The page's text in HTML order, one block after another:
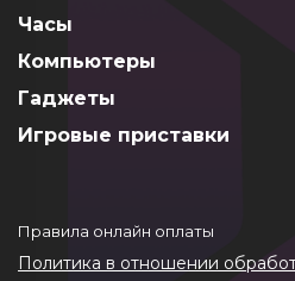
Часы
Компьютеры
Гаджеты
Игровые приставки
Правила онлайн оплаты
Политика в отношении